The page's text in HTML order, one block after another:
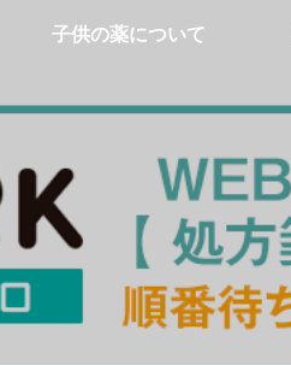
子供の薬について